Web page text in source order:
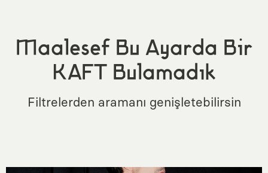
Maalesef Bu Ayarda Bir
KAFT Bulamadık
Filtrelerden aramanı genişletebilirsin